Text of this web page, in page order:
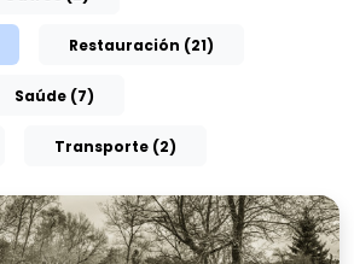
Restauración (21)
Saúde (7)
Transporte (2)